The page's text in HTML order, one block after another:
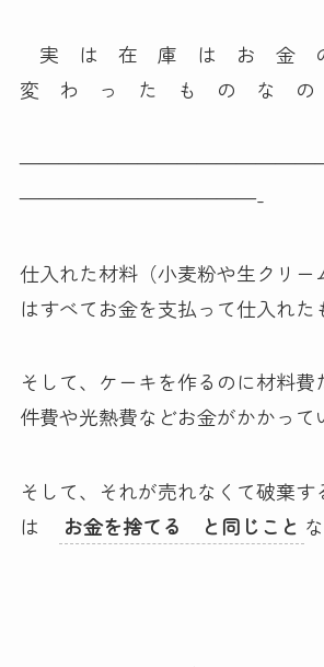
実 は 在 庫 は お 金
変 わ っ た も の な の
————————————-
仕入れた材料（小麦粉や生クリー
はすべてお金を支払って仕入れた
そして、ケーキを作るのに材料費
件費や光熱費などお金がかかって
そして、それが売れなくて破棄す
は
お金を捨てる と同じこと